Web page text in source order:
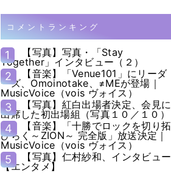
コメントランキング
1
【写真】写真・「Stay
Together」インタビュー（２）
2
【音楽】「Venue101」にリーダ
ーズ、Omoinotake、≠MEが登場｜
MusicVoice（vois ヴォイス）
3
【写真】紅白出場者決定、会見に
出席した初出場組（写真１０／１０）
4
【音楽】「十勝でロックを切り拓
ひらく～ZION～ 完全版」放送決定｜
MusicVoice（vois ヴォイス）
5
【写真】仁村紗和、インタビュー
【エンタメ】